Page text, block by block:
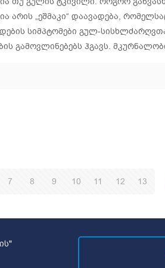
არის „ეშმაკი“ დაავადება,
სიმპტომები გულ-
გამოვლინებებს ჰგავს.
7 8 9 10 11 12 13